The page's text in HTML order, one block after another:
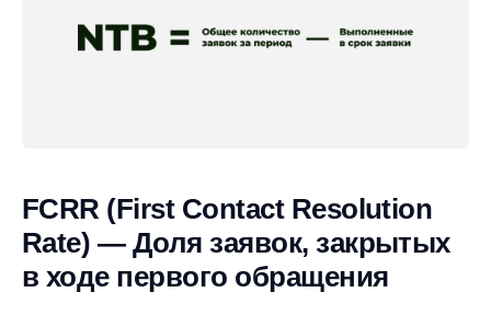
FCRR (First Contact Resolution
Rate) — Доля заявок, закрытых
в ходе первого обращения